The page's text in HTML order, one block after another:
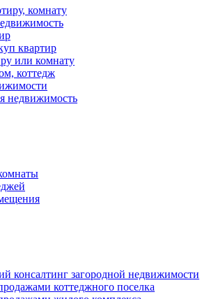
комнату
квартир
или комнату
коттедж
недвижимость
консалтинг загородной недвижимости
коттеджного поселка